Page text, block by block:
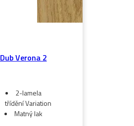
Dub Verona 2
2-lamela
třídění Variation
Matný lak